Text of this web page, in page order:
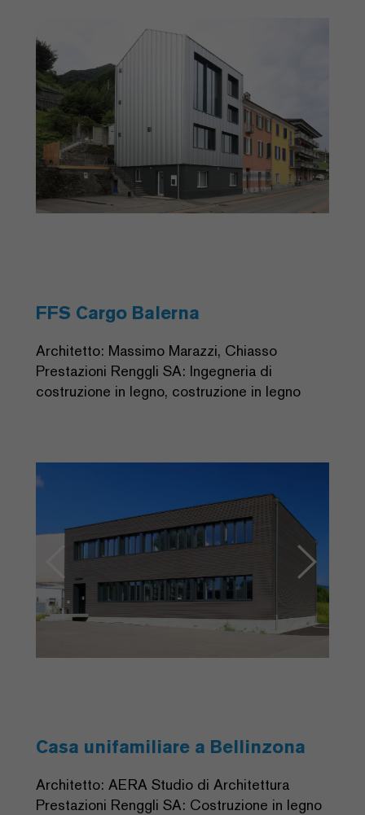
FFS Cargo Balerna
Architetto: Massimo Marazzi, Chiasso
Prestazioni Renggli SA: Ingegneria di
costruzione in legno, costruzione in legno
Casa unifamiliare a Bellinzona
Architetto: AERA Studio di Architettura
Prestazioni Renggli SA: Costruzione in legno